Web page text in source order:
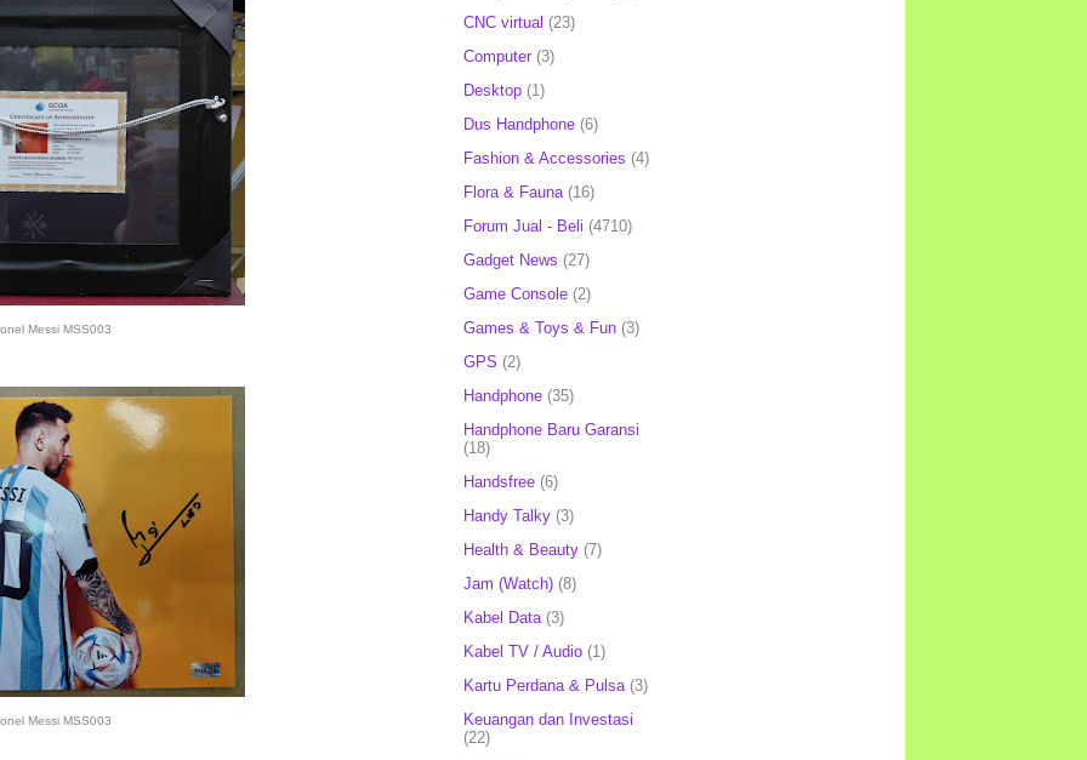
Messi MSS003
Messi MSS003
CNC virtual (23)
Computer (3)
Desktop (1)
Dus Handphone (6)
Fashion & Accessories (4)
Flora & Fauna (16)
Forum Jual - Beli (4710)
Gadget News (27)
Game Console (2)
Games & Toys & Fun (3)
GPS (2)
Handphone (35)
Handphone Baru Garansi
(18)
Handsfree (6)
Handy Talky (3)
Health & Beauty (7)
Jam (Watch) (8)
Kabel Data (3)
Kabel TV / Audio (1)
Kartu Perdana & Pulsa (3)
Keuangan dan Investasi
(22)